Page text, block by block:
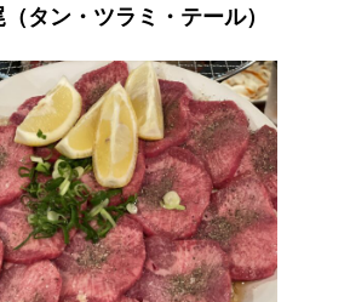
タン・ツラミ・テール）